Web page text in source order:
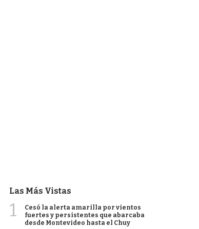
Las Más Vistas
1
Cesó la alerta amarilla por vientos
fuertes y persistentes que abarcaba
desde Montevideo hasta el Chuy